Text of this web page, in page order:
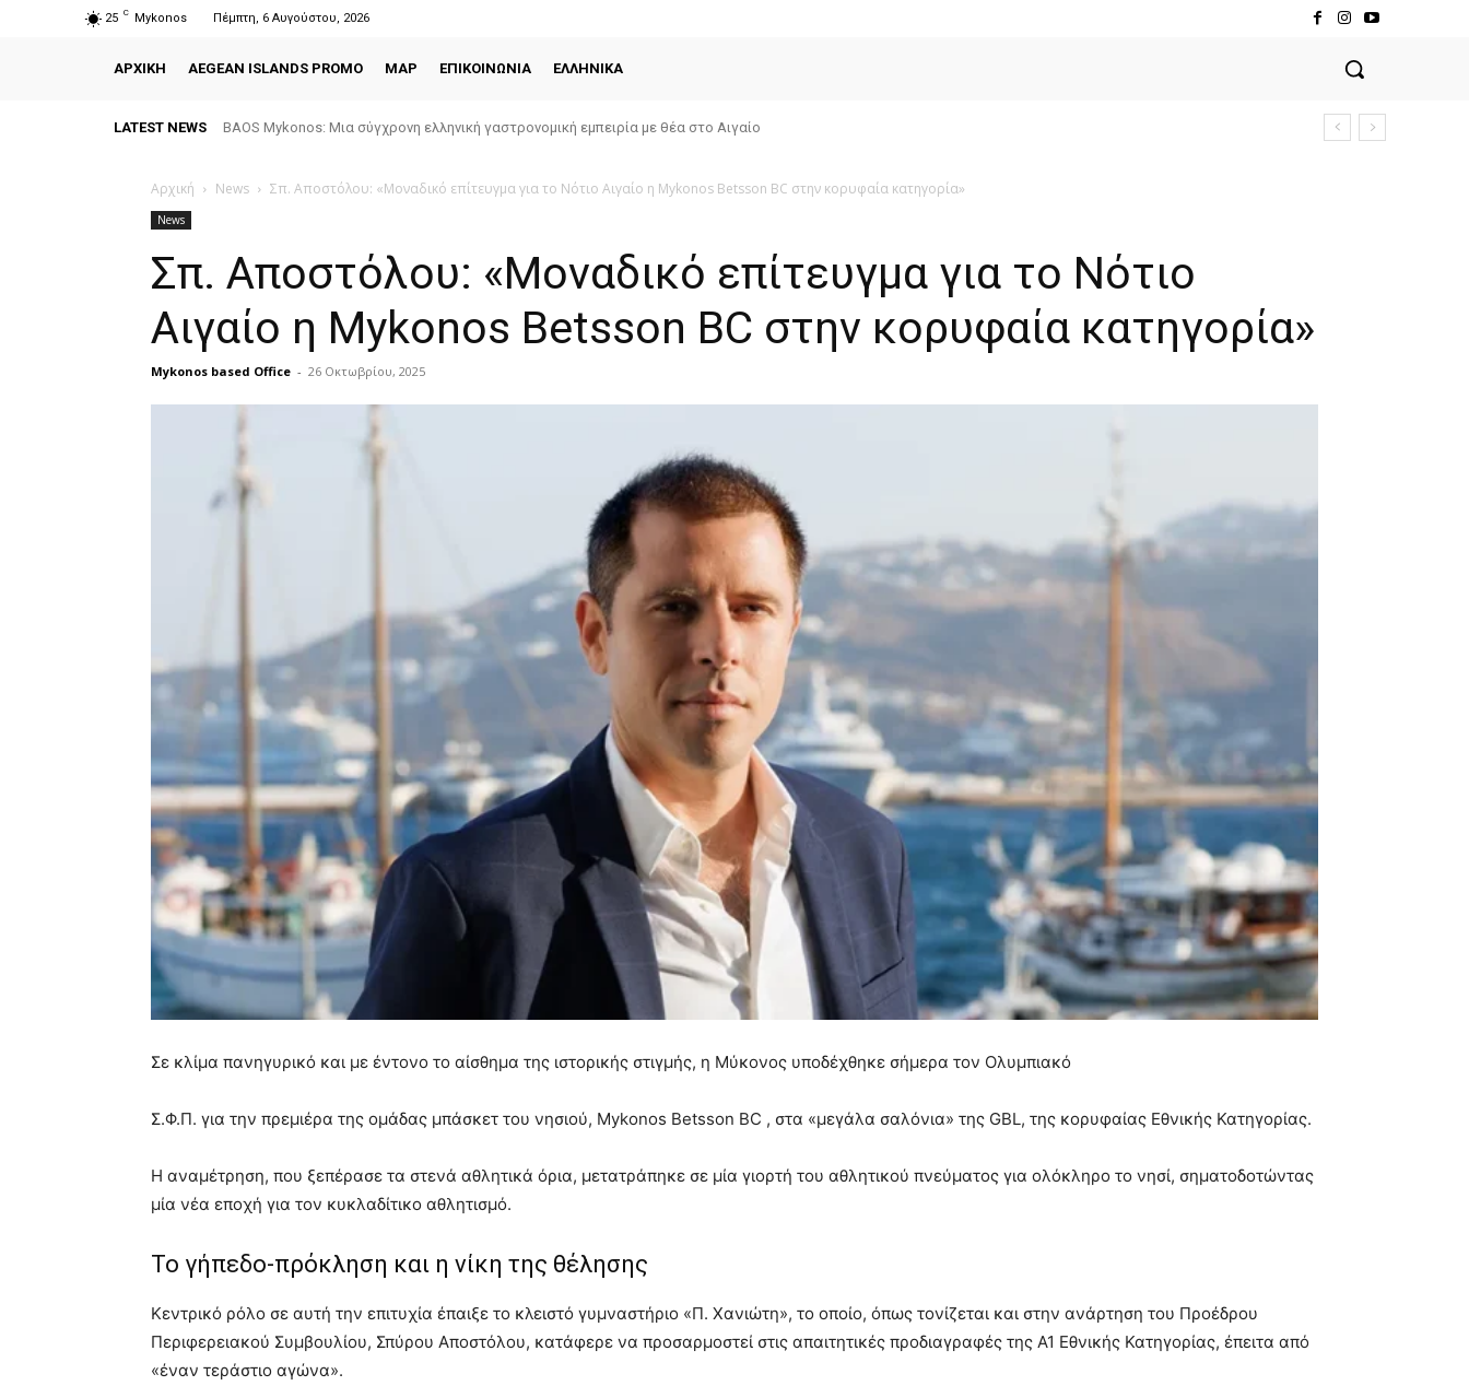
25 C Mykonos Πέμπτη, 6 Αυγούστου, 2026
ΑΡΧΙΚΗ AEGEAN ISLANDS PROMO MAP ΕΠΙΚΟΙΝΩΝΙΑ ΕΛΛΗΝΙΚΑ
LATEST NEWS BAOS Mykonos: Μια σύγχρονη ελληνική γαστρονομική εμπειρία με θέα στο Αιγαίο
Αρχική News Σπ. Αποστόλου: «Μοναδικό επίτευγμα για το Νότιο Αιγαίο η Mykonos Betsson BC στην κορυφαία κατηγορία»
News
Σπ. Αποστόλου: «Μοναδικό επίτευγμα για το Νότιο
Αιγαίο η Mykonos Betsson BC στην κορυφαία κατηγορία»
Mykonos based Office - 26 Οκτωβρίου, 2025
Σε κλίμα πανηγυρικό και με έντονο το αίσθημα της ιστορικής στιγμής, η Μύκονος υποδέχθηκε σήμερα τον Ολυμπιακό
Σ.Φ.Π. για την πρεμιέρα της ομάδας μπάσκετ του νησιού, Mykonos Betsson BC , στα «μεγάλα σαλόνια» της GBL, της κορυφαίας Εθνικής Κατηγορίας.
Η αναμέτρηση, που ξεπέρασε τα στενά αθλητικά όρια, μετατράπηκε σε μία γιορτή του αθλητικού πνεύματος για ολόκληρο το νησί, σηματοδοτώντας
μία νέα εποχή για τον κυκλαδίτικο αθλητισμό.
Το γήπεδο-πρόκληση και η νίκη της θέλησης
Κεντρικό ρόλο σε αυτή την επιτυχία έπαιξε το κλειστό γυμναστήριο «Π. Χανιώτη», το οποίο, όπως τονίζεται και στην ανάρτηση του Προέδρου
Περιφερειακού Συμβουλίου, Σπύρου Αποστόλου, κατάφερε να προσαρμοστεί στις απαιτητικές προδιαγραφές της Α1 Εθνικής Κατηγορίας, έπειτα από
«έναν τεράστιο αγώνα».